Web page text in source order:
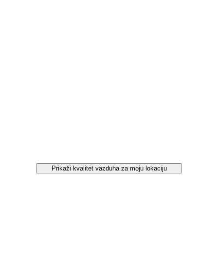
Prikaži kvalitet vazduha za moju lokaciju